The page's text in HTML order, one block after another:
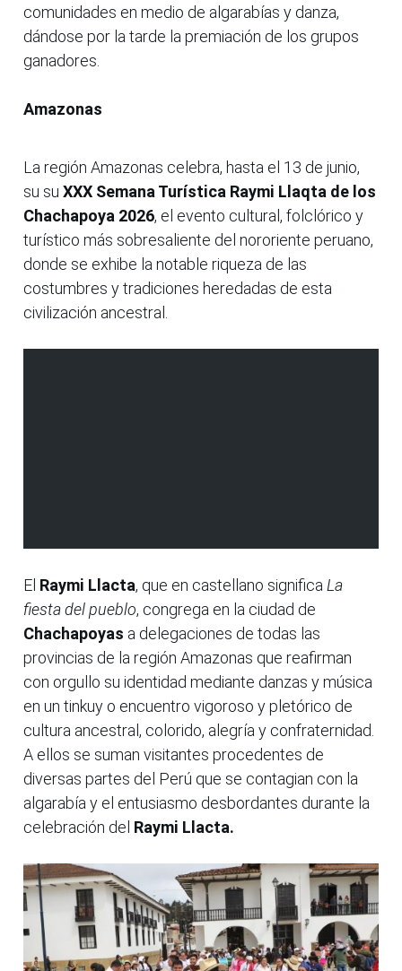
comunidades en medio de algarabías y danza,
dándose por la tarde la premiación de los grupos
ganadores.
Amazonas
La región Amazonas celebra, hasta el 13 de junio,
su su XXX Semana Turística Raymi Llaqta de los
Chachapoya 2026, el evento cultural, folclórico y
turístico más sobresaliente del nororiente peruano,
donde se exhibe la notable riqueza de las
costumbres y tradiciones heredadas de esta
civilización ancestral.
El Raymi Llacta, que en castellano significa La
fiesta del pueblo, congrega en la ciudad de
Chachapoyas a delegaciones de todas las
provincias de la región Amazonas que reafirman
con orgullo su identidad mediante danzas y música
en un tinkuy o encuentro vigoroso y pletórico de
cultura ancestral, colorido, alegría y confraternidad.
A ellos se suman visitantes procedentes de
diversas partes del Perú que se contagian con la
algarabía y el entusiasmo desbordantes durante la
celebración del Raymi Llacta.